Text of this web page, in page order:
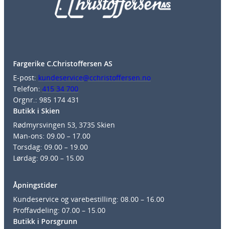
Fargerike C.Christoffersen AS
E-post: kundeservice@cchristoffersen.no
Telefon: 415 34 700
Orgnr.: 985 174 431
Butikk i Skien
Rødmyrsvingen 53, 3735 Skien
Man-ons: 09.00 – 17.00
Torsdag: 09.00 – 19.00
Lørdag: 09.00 – 15.00
Åpningstider
Kundeservice og varebestilling: 08.00 – 16.00
Proffavdeling: 07.00 – 15.00
Butikk i Porsgrunn